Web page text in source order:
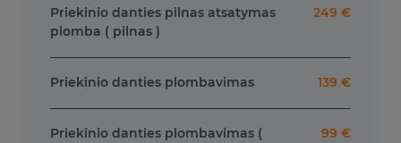
Priekinio danties pilnas atsatymas
plomba ( pilnas )
249 €
Priekinio danties plombavimas 139 €
Priekinio danties plombavimas (
99 €